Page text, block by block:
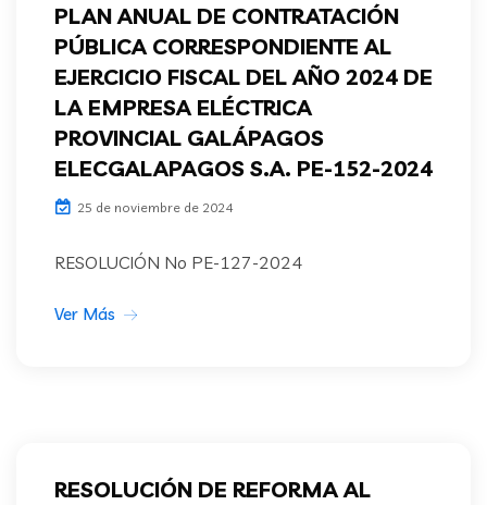
PLAN ANUAL DE CONTRATACIÓN
PÚBLICA CORRESPONDIENTE AL
EJERCICIO FISCAL DEL AÑO 2024 DE
LA EMPRESA ELÉCTRICA
PROVINCIAL GALÁPAGOS
ELECGALAPAGOS S.A. PE-152-2024
25 de noviembre de 2024
RESOLUCIÓN No PE-127-2024
Ver Más
RESOLUCIÓN DE REFORMA AL